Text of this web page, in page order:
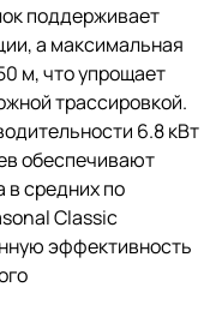
поддерживает
а максимальная
м, что упрощает
трассировкой.
6.8 кВт
обеспечивают
в средних по
Classic
эффективность